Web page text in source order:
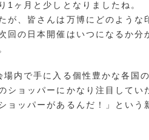
1ヶ月と少しとなりましたね。
が、皆さんは万博にどのよう
回の日本開催はいつになるか
内で手に入る個性豊かな各国
ショッパーにかなり注目してい
ョッパーがあるんだ！」とい